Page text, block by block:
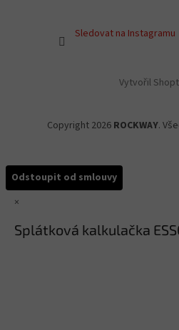
Sledovat na Instagramu
Vytvořil
Copyright 2026 ROCKWAY.
Odstoupit od smlouvy
×
Splátková kalkulačka